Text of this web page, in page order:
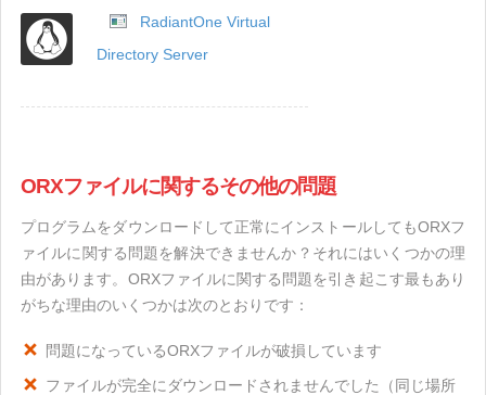
RadiantOne Virtual
Directory Server
ORXファイルに関するその他の問題
プログラムをダウンロードして正常にインストールしてもORXフ
ァイルに関する問題を解決できませんか？それにはいくつかの理
由があります。ORXファイルに関する問題を引き起こす最もあり
がちな理由のいくつかは次のとおりです：
問題になっているORXファイルが破損しています
ファイルが完全にダウンロードされませんでした（同じ場所